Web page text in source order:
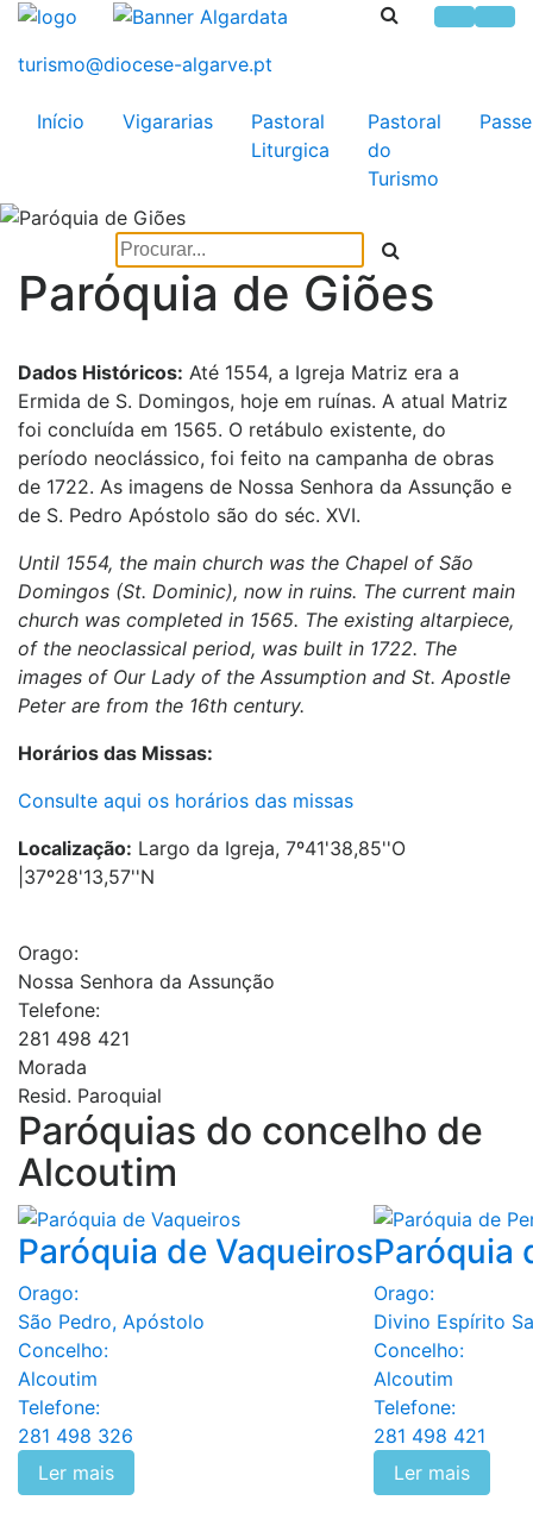
Início Vigararias
Pastoral
Liturgica
Pastoral
do
Turismo
Paróquia de Giões
Dados Históricos: Até 1554, a Igreja Matriz era a
Ermida de S. Domingos, hoje em ruínas. A atual Matriz
foi concluída em 1565. O retábulo existente, do
período neoclássico, foi feito na campanha de obras
de 1722. As imagens de Nossa Senhora da Assunção e
de S. Pedro Apóstolo são do séc. XVI.
Until 1554, the main church was the Chapel of São
Domingos (St. Dominic), now in ruins. The current main
church was completed in 1565. The existing altarpiece,
of the neoclassical period, was built in 1722. The
images of Our Lady of the Assumption and St. Apostle
Peter are from the 16th century.
Horários das Missas:
Consulte aqui os horários das missas
Localização: Largo da Igreja, 7º41'38,85''O
|37º28'13,57''N
Orago:
Nossa Senhora da Assunção
Telefone:
281 498 421
Morada
Resid. Paroquial
Paróquias do concelho de
Alcoutim
Paróquia de Vaqueiros
Orago:
São Pedro, Apóstolo
Concelho:
Alcoutim
Telefone:
281 498 326
Ler mais
Paróquia
Orago:
Divino Espírito
Concelho:
Alcoutim
Telefone:
281 498 421
Ler mais